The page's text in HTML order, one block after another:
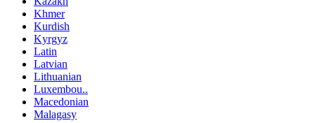
Khmer
Kurdish
Kyrgyz
Latin
Latvian
Lithuanian
Luxembou..
Macedonian
Malagasy